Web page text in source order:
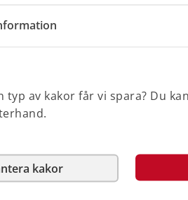
av kakor får vi spara? Du
kakor